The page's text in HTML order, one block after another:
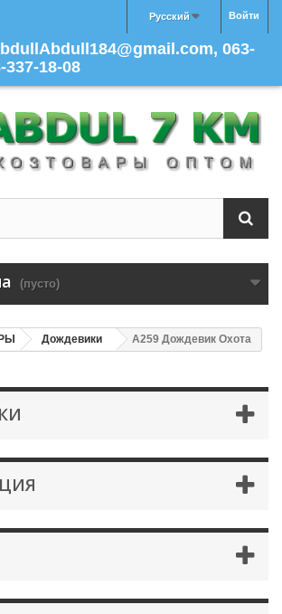
Войти
Русский
063-
337-18-08
(пусто)
Дождевики A259 Дождевик Охота